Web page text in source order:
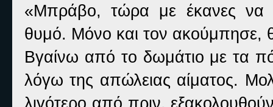
«Μπράβο, τώρα με έκανες να
θυμό. Μόνο και τον ακούμπησε,
Βγαίνω από το δωμάτιο με τα
λόγω της απώλειας αίματος.
λιγότερο από πριν,